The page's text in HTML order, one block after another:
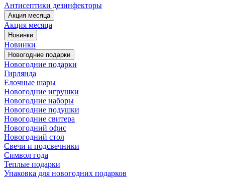
Антисептики дезинфекторы
Акция месяца
Акция месяца
Новинки
Новинки
Новогодние подарки
Новогодние подарки
Гирлянда
Елочные шары
Новогодние игрушки
Новогодние наборы
Новогодние подушки
Новогодние свитера
Новогодний офис
Новогодний стол
Свечи и подсвечники
Символ года
Теплые подарки
Упаковка для новогодних подарков